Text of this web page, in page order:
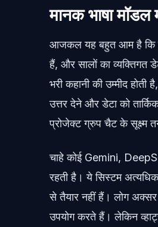
मानक भाषा मॉडल
आजकल यह बहुत आम है कि
हैं, और सालों का व्यक्तिगत
भरी कहानी की उम्मीद
उत्तर देने और डेटा को
प्रोजेक्ट ग्रुप चैट के सूक्ष्म
चाहे कोई Gemini,
रहती है। ये सिस्टम
से तैयार नहीं हैं। लोग अक्सर
उपयोग करते हैं। लेकिन